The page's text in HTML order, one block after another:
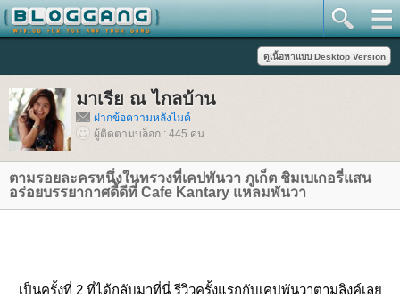
มาเรีย ณ ไกลบ้าน
ฝากข้อความหลังไมค์
ผู้ติดตามบล็อก : 445 คน
ตามรอยละครหนึ่งในทรวงที่เคปพันวา ภูเก็ต ชิมเบเกอรี่แสน
อร่อยบรรยากาศดี้ดีที่ Cafe Kantary แหลมพันวา
เป็นครั้งที่ 2 ที่ได้กลับมาที่นี่ รีวิวครั้งแรกกับเคปพันวาตามลิงค์เล